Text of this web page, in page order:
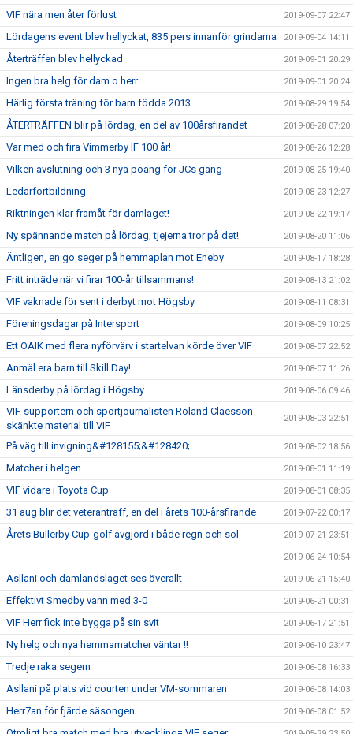
VIF nära men åter förlust 2019-09-07 22:47
Lördagens event blev hellyckat, 835 pers innanför grindarna 2019-09-04 14:11
Återträffen blev hellyckad 2019-09-01 20:29
Ingen bra helg för dam o herr 2019-09-01 20:24
Härlig första träning för barn födda 2013 2019-08-29 19:54
ÅTERTRÄFFEN blir på lördag, en del av 100årsfirandet 2019-08-28 07:20
Var med och fira Vimmerby IF 100 år! 2019-08-26 12:28
Vilken avslutning och 3 nya poäng för JCs gäng 2019-08-25 19:40
Ledarfortbildning 2019-08-23 12:27
Riktningen klar framåt för damlaget! 2019-08-22 19:17
Ny spännande match på lördag, tjejerna tror på det! 2019-08-20 11:06
Äntligen, en go seger på hemmaplan mot Eneby 2019-08-17 18:28
Fritt inträde när vi firar 100-år tillsammans! 2019-08-13 21:02
VIF vaknade för sent i derbyt mot Högsby 2019-08-11 08:31
Föreningsdagar på Intersport 2019-08-09 10:25
Ett OAIK med flera nyförvärv i startelvan körde över VIF 2019-08-07 22:52
Anmäl era barn till Skill Day! 2019-08-07 11:26
Länsderby på lördag i Högsby 2019-08-06 09:46
VIF-supportern och sportjournalisten Roland Claesson
skänkte material till VIF
2019-08-03 22:51
På väg till invigning&#128155;&#128420; 2019-08-02 18:56
Matcher i helgen 2019-08-01 11:19
VIF vidare i Toyota Cup 2019-08-01 08:35
31 aug blir det veteranträff, en del i årets 100-årsfirande 2019-07-22 00:17
Årets Bullerby Cup-golf avgjord i både regn och sol 2019-07-21 23:51
2019-06-24 10:54
Asllani och damlandslaget ses överallt 2019-06-21 15:40
Effektivt Smedby vann med 3-0 2019-06-21 00:31
VIF Herr fick inte bygga på sin svit 2019-06-17 21:51
Ny helg och nya hemmamatcher väntar !! 2019-06-10 23:47
Tredje raka segern 2019-06-08 16:33
Asllani på plats vid courten under VM-sommaren 2019-06-08 14:03
Herr7an för fjärde säsongen 2019-06-08 01:52